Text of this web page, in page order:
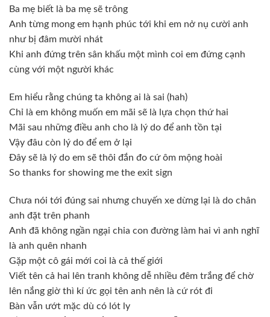
Ba mẹ biết là ba mẹ sẽ trông
Anh từng mong em hạnh phúc tới khi em nở nụ cười anh
như bị đâm mười nhát
Khi anh đứng trên sân khấu một mình coi em đứng cạnh
cùng với một người khác
Em hiểu rằng chúng ta không ai là sai (hah)
Chỉ là em không muốn em mãi sẽ là lựa chọn thứ hai
Mãi sau những điều anh cho là lý do để anh tồn tại
Vậy đâu còn lý do để em ở lại
Đây sẽ là lý do em sẽ thôi đắn đo cứ ôm mộng hoài
So thanks for showing me the exit sign
Chưa nói tới đúng sai nhưng chuyến xe dừng lại là do chân
anh đặt trên phanh
Anh đã không ngần ngại chia con đường làm hai vì anh nghĩ
là anh quên nhanh
Gặp một cô gái mới coi là cả thế giới
Viết tên cả hai lên tranh không dễ nhiều đêm trắng để chờ
lên nắng giờ thì kí ức gọi tên anh nên là cứ rót đi
Bàn vẫn ướt mặc dù có lót ly